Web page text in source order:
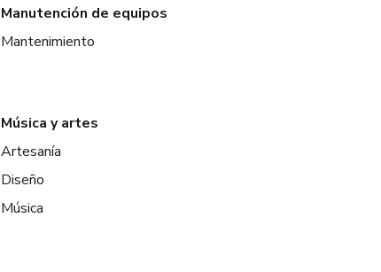
Manutención de equipos
Mantenimiento
Música y artes
Artesanía
Diseño
Música